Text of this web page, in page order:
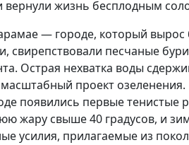
вернули жизнь бесплодным
— городе, который
свирепствовали песчаные
Острая нехватка воды
проект
появились первые
жару свыше 40 градусов, и
усилия, прилагаемые из